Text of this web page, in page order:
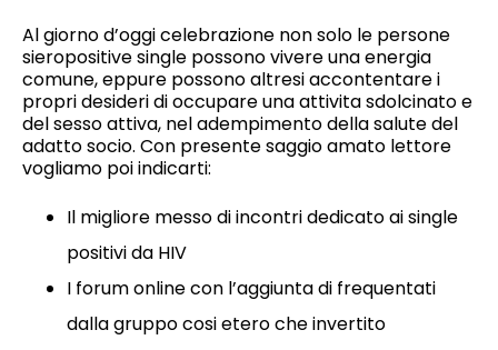
Al giorno d’oggi celebrazione non solo le persone
sieropositive single possono vivere una energia
comune, eppure possono altresi accontentare i
propri desideri di occupare una attivita sdolcinato e
del sesso attiva, nel adempimento della salute del
adatto socio. Con presente saggio amato lettore
vogliamo poi indicarti:
Il migliore messo di incontri dedicato ai single
positivi da HIV
I forum online con l’aggiunta di frequentati
dalla gruppo cosi etero che invertito